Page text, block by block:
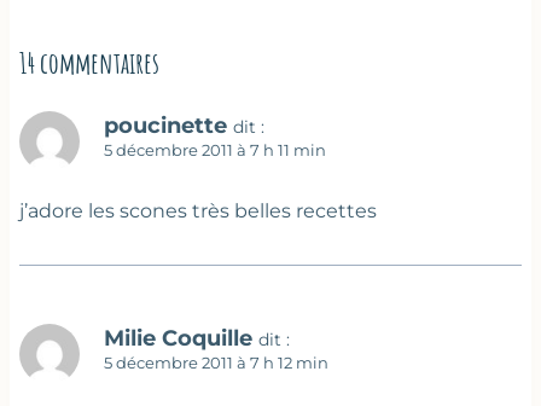
14 commentaires
poucinette dit :
5 décembre 2011 à 7 h 11 min
j’adore les scones très belles recettes
Milie Coquille dit :
5 décembre 2011 à 7 h 12 min